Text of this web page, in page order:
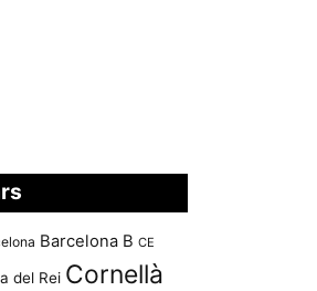
Barcelona B CE
del Rei Cornellà